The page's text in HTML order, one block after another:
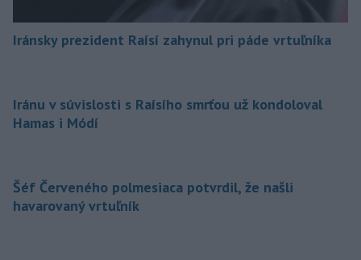
Iránsky prezident Raísí zahynul pri páde vrtuľníka
Iránu v súvislosti s Raísího smrťou už kondoloval
Hamas i Módí
Šéf Červeného polmesiaca potvrdil, že našli
havarovaný vrtuľník